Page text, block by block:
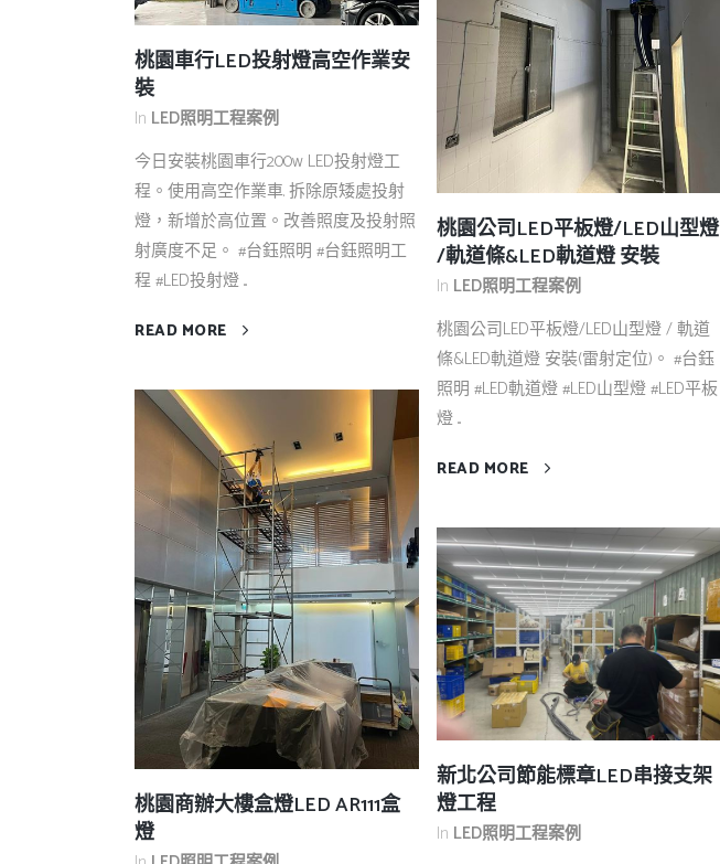
桃園車行LED投射燈高空作業安
裝
In LED照明工程案例
今日安裝桃園車行200w LED投射燈工
程。使用高空作業車. 拆除原矮處投射
燈，新增於高位置。改善照度及投射照
射廣度不足。 #台鈺照明 #台鈺照明工
程 #LED投射燈 ...
READ MORE
桃園公司LED平板燈/LED山型燈
/軌道條&LED軌道燈 安裝
In LED照明工程案例
桃園公司LED平板燈/LED山型燈 / 軌道
條&LED軌道燈 安裝(雷射定位)。 #台鈺
照明 #LED軌道燈 #LED山型燈 #LED平板
燈 ...
READ MORE
桃園商辦大樓盒燈LED AR111盒
燈
新北公司節能標章LED串接支架
燈工程
In LED照明工程案例